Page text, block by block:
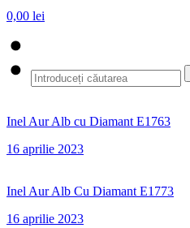
0,00 lei
Inel Aur Alb cu Diamant E1763
16 aprilie 2023
Inel Aur Alb Cu Diamant E1773
16 aprilie 2023